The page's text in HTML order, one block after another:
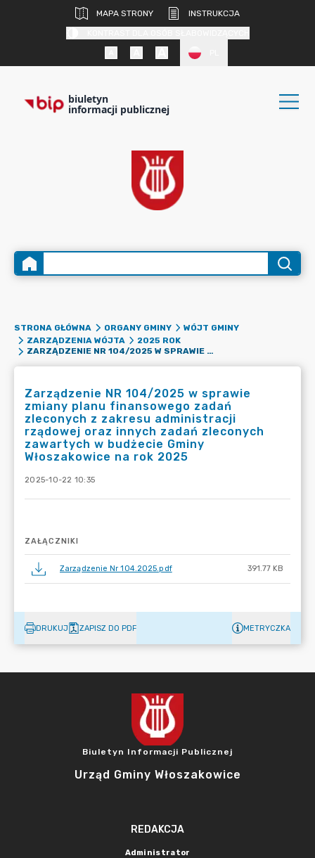
MAPA STRONY
INSTRUKCJA
biuletyn
informacji publicznej
STRONA GŁÓWNA ORGANY GMINY
WÓJT GMINY
ZARZĄDZENIA WÓJTA
2025 ROK
ZARZĄDZENIE NR 104/2025 W SPRAWIE ZMIANY PLANU FINANSOWEGO ZADAŃ ZLECONYCH Z ZAKRESU ADMINISTRACJI RZĄDOWEJ ORAZ INNYCH ZADAŃ ZLECONYCH ZAWARTYCH W BUDŻECIE GMINY WŁOSZAKOWICE NA ROK 2025
Zarządzenie NR 104/2025 w sprawie
zmiany planu finansowego zadań
zleconych z zakresu administracji
rządowej oraz innych zadań zleconych
zawartych w budżecie Gminy
Włoszakowice na rok 2025
2025-10-22 10:35
ZAŁĄCZNIKI
Zarządzenie Nr 104.2025.pdf 391.77 KB
DRUKUJ ZAPISZ DO PDF METRYCZKA
Biuletyn Informacji Publicznej
Urząd Gminy Włoszakowice
REDAKCJA
Administrator